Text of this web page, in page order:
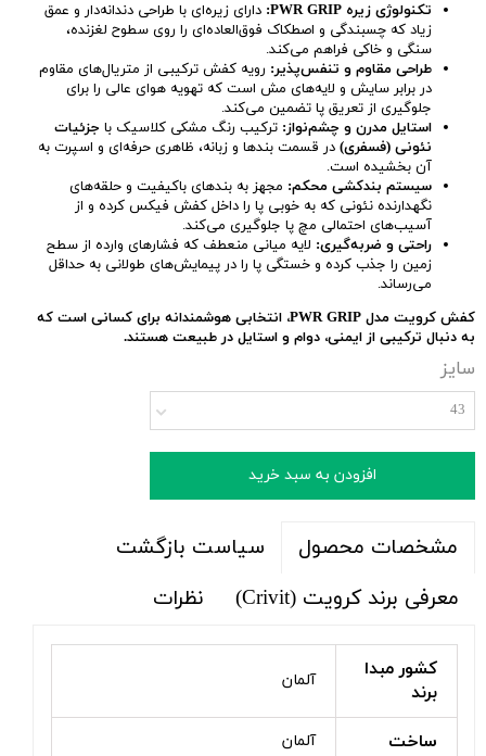
تکنولوژی زیره PWR GRIP:
دارای زیره‌ای با طراحی دندانه‌دار و عمق
زیاد که چسبندگی و اصطکاک فوق‌العاده‌ای را روی سطوح لغزنده،
سنگی و خاکی فراهم می‌کند.
طراحی مقاوم و تنفس‌پذیر: رویه کفش ترکیبی از متریال‌های مقاوم
در برابر سایش و لایه‌های مش است که تهویه هوای عالی را برای
جلوگیری از تعریق پا تضمین می‌کند.
استایل مدرن و چشم‌نواز: ترکیب رنگ مشکی کلاسیک با جزئیات
نئونی (فسفری) در قسمت بندها و زبانه، ظاهری حرفه‌ای و اسپرت به
آن بخشیده است.
سیستم بندکشی محکم: مجهز به بندهای باکیفیت و حلقه‌های
نگهدارنده نئونی که به خوبی پا را داخل کفش فیکس کرده و از
آسیب‌های احتمالی مچ پا جلوگیری می‌کند.
راحتی و ضربه‌گیری: لایه میانی منعطف که فشارهای وارده از سطح
زمین را جذب کرده و خستگی پا را در پیمایش‌های طولانی به حداقل
می‌رساند.
کفش کرویت مدل PWR GRIP، انتخابی هوشمندانه برای کسانی است که
به دنبال ترکیبی از ایمنی، دوام و استایل در طبیعت هستند.
سایز
43
افزودن به سبد خرید
مشخصات محصول
سیاست بازگشت
معرفی برند کرویت (Crivit)
نظرات
کشور مبدا
برند
آلمان
ساخت آلمان